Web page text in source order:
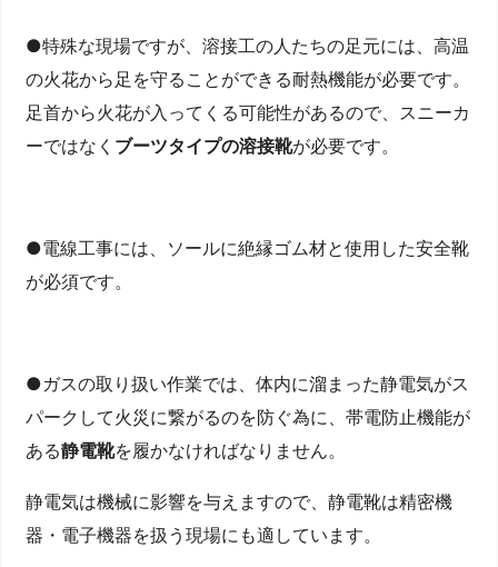
●特殊な現場ですが、溶接工の人たちの足元には、高温
の火花から足を守ることができる耐熱機能が必要です。
足首から火花が入ってくる可能性があるので、スニーカ
ーではなく ブーツタイプの溶接靴が必要です。
●電線工事には、ソールに絶縁ゴム材と使用した安全靴
が必須です。
●ガスの取り扱い作業では、体内に溜まった静電気がス
パークして火災に繋がるのを防ぐ為に、帯電防止機能が
ある静電靴を履かなければなりません。
静電気は機械に影響を与えますので、静電靴は精密機
器・電子機器を扱う現場にも適しています。